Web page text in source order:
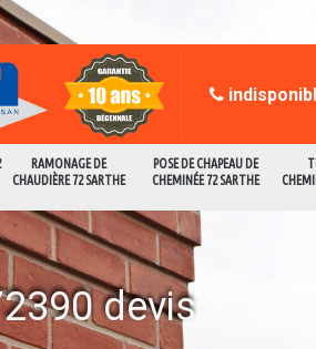
RAMONAGE DE
CHAUDIÈRE 72 SARTHE
POSE DE CHAPEAU DE
CHEMINÉE 72 SARTHE
devis